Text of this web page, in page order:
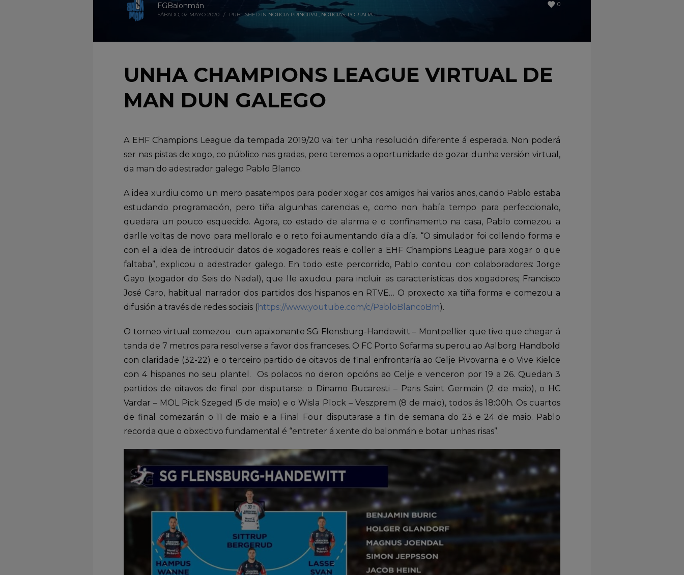
0
FGBalonmán
SÁBADO, 02 MAYO 2020 / PUBLISHED IN NOTICIA PRINCIPAL, NOTICIAS, PORTADA
UNHA CHAMPIONS LEAGUE VIRTUAL DE
MAN DUN GALEGO
A EHF Champions League da tempada 2019/20 vai ter unha resolución diferente á esperada. Non poderá
ser nas pistas de xogo, co público nas gradas, pero teremos a oportunidade de gozar dunha versión virtual,
da man do adestrador galego Pablo Blanco.
A idea xurdiu como un mero pasatempos para poder xogar cos amigos hai varios anos, cando Pablo estaba
estudando programación, pero tiña algunhas carencias e, como non había tempo para perfeccionalo,
quedara un pouco esquecido. Agora, co estado de alarma e o confinamento na casa, Pablo comezou a
darlle voltas de novo para melloralo e o reto foi aumentando día a día. “O simulador foi collendo forma e
con el a idea de introducir datos de xogadores reais e coller a EHF Champions League para xogar o que
faltaba”, explicou o adestrador galego. En todo este percorrido, Pablo contou con colaboradores: Jorge
Gayo (xogador do Seis do Nadal), que lle axudou para incluir as características dos xogadores; Francisco
José Caro, habitual narrador dos partidos dos hispanos en RTVE… O proxecto xa tiña forma e comezou a
difusión a través de redes sociais ( https://www.youtube.com/c/PabloBlancoBm).
O torneo virtual comezou cun apaixonante SG Flensburg-Handewitt – Montpellier que tivo que chegar á
tanda de 7 metros para resolverse a favor dos franceses. O FC Porto Sofarma superou ao Aalborg Handbold
con claridade (32-22) e o terceiro partido de oitavos de final enfrontaría ao Celje Pivovarna e o Vive Kielce
con 4 hispanos no seu plantel. Os polacos no deron opcións ao Celje e venceron por 19 a 26. Quedan 3
partidos de oitavos de final por disputarse: o Dinamo Bucaresti – Paris Saint Germain (2 de maio), o HC
Vardar – MOL Pick Szeged (5 de maio) e o Wisla Plock – Veszprem (8 de maio), todos ás 18:00h. Os cuartos
de final comezarán o 11 de maio e a Final Four disputarase a fin de semana do 23 e 24 de maio. Pablo
recorda que o obxectivo fundamental é “entreter á xente do balonmán e botar unhas risas”.